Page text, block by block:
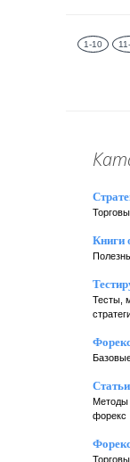
1-10
Книги
Тесты,
Методы
форекс